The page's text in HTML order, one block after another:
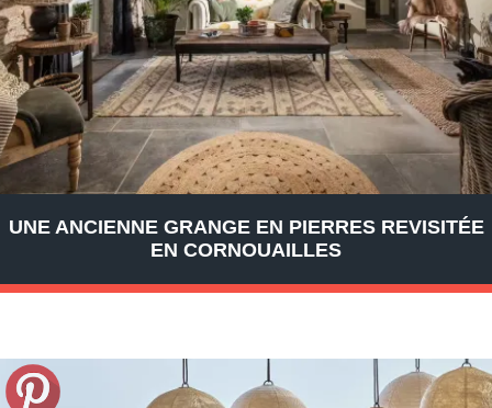
UNE ANCIENNE GRANGE EN PIERRES REVISITÉE
EN CORNOUAILLES